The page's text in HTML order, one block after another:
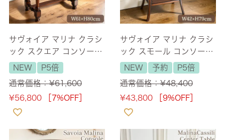
サヴォイア マリナ クラシ
ック スクエア コンソール
テーブル 幅61cm 【送料
無料】
NEW
P5倍
通常価格：¥61,600
¥56,800 ［7%OFF］
サヴォイア マリナ クラシ
ック スモール コンソール
テーブル 幅42cm 【送料
無料】
NEW 予約
P5倍
通常価格：¥48,400
¥43,800 ［9%OFF］